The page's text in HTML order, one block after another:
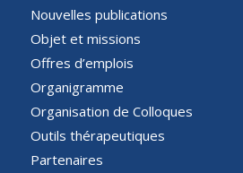
Nouvelles publications
Objet et missions
Offres d’emplois
Organigramme
Organisation de Colloques
Outils thérapeutiques
Partenaires